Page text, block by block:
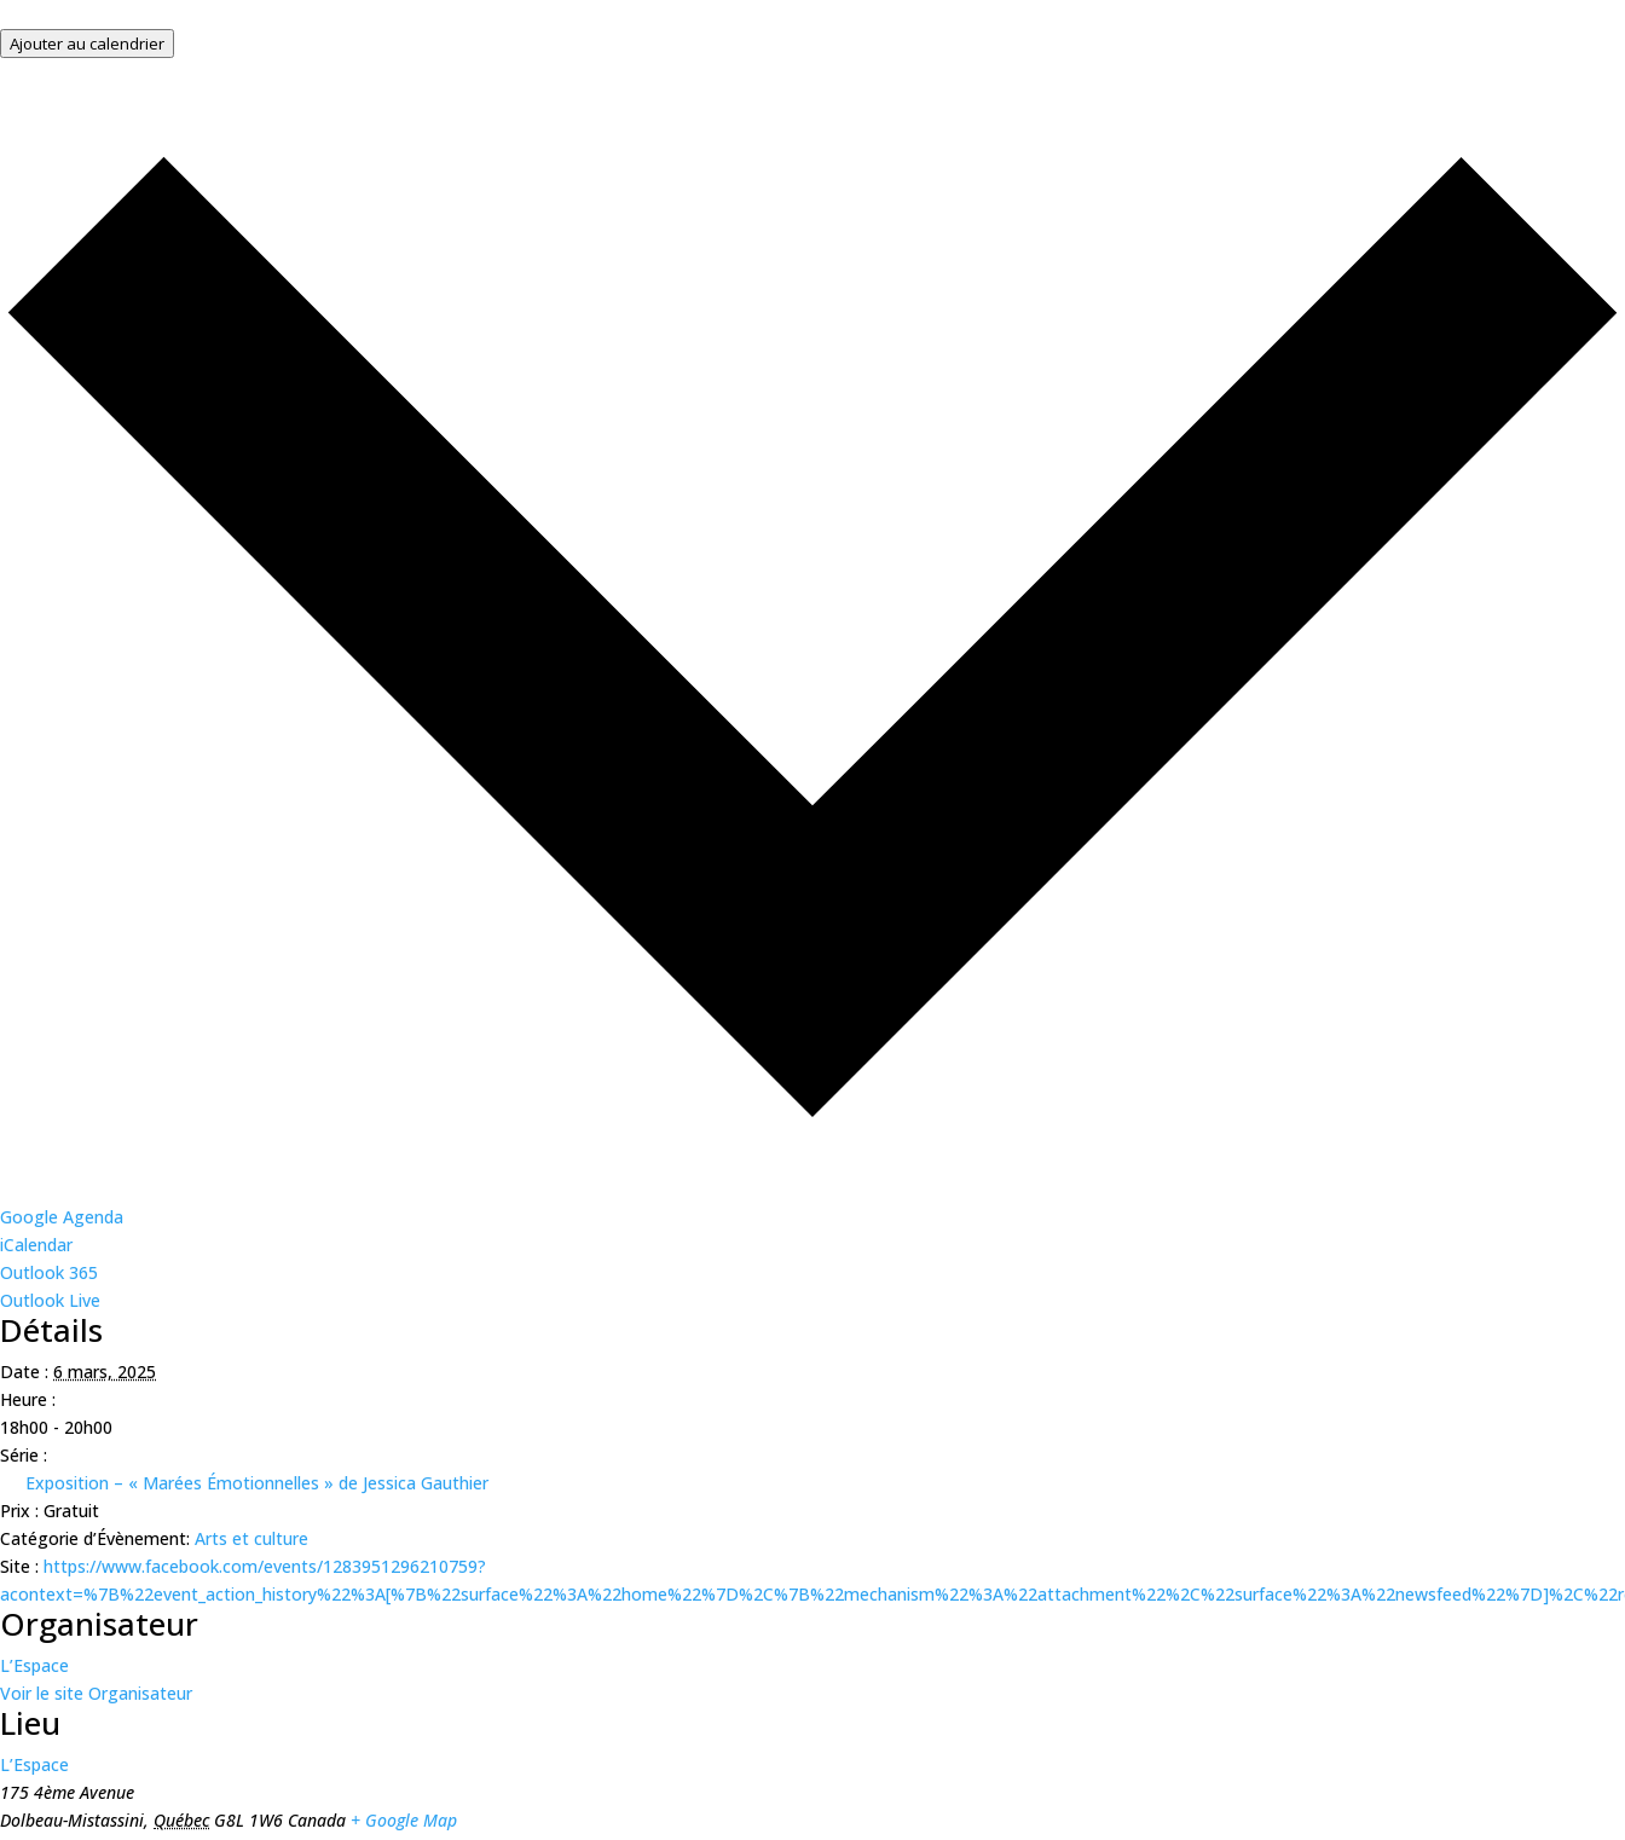
Ajouter au calendrier
Google Agenda
iCalendar
Outlook 365
Outlook Live
Détails
Date : 6 mars, 2025
Heure :
18h00 - 20h00
Série :
Exposition – « Marées Émotionnelles » de Jessica Gauthier
Prix : Gratuit
Catégorie d’Évènement: Arts et culture
Site : https://www.facebook.com/events/1283951296210759?
Organisateur
L’Espace
Voir le site Organisateur
Lieu
L’Espace
175 4ème Avenue
Dolbeau-Mistassini, Québec G8L 1W6 Canada + Google Map